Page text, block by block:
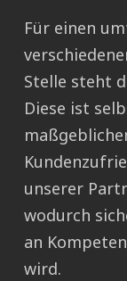
Für einen
Stelle steht
Diese ist
unserer
wodurch
an
wird.